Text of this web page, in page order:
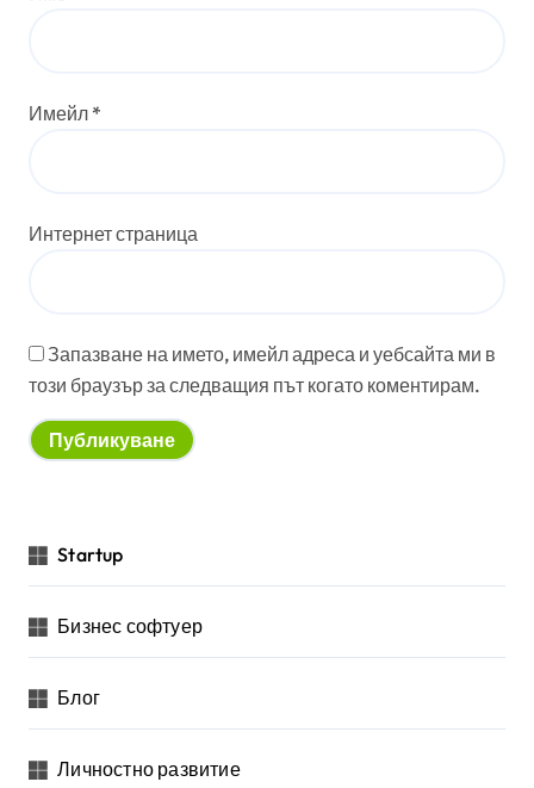
Имейл *
Интернет страница
Запазване на името, имейл адреса и уебсайта ми в
този браузър за следващия път когато коментирам.
Startup
Бизнес софтуер
Блог
Личностно развитие